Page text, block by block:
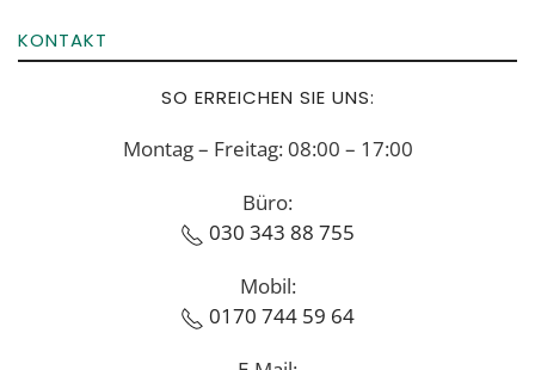
KONTAKT
SO ERREICHEN SIE UNS:
Montag – Freitag: 08:00 – 17:00
Büro:
030 343 88 755
Mobil:
0170 744 59 64